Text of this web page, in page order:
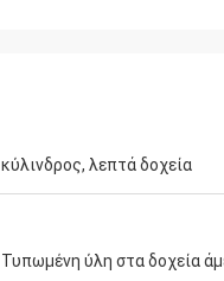
κύλινδρος, λεπτά δοχεία
Τυπωμένη ύλη στα δοχεία